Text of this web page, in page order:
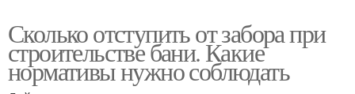
Сколько отступить от забора при
строительстве бани. Какие
нормативы нужно соблюдать